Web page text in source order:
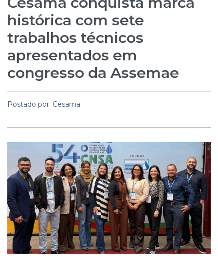
histórica com sete
trabalhos técnicos
apresentados em
congresso da Assemae
Postado por: Cesama